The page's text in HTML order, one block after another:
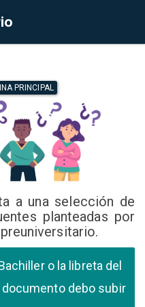
PRINCIPAL
a una selección de
planteadas por
o la libreta del
debo subir